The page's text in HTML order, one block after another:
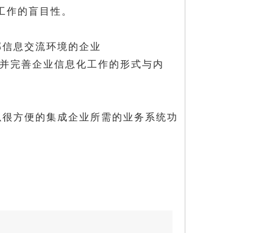
的盲目性。
息交流环境的企业
完善企业信息化工作的形式与内
方便的集成企业所需的业务系统功